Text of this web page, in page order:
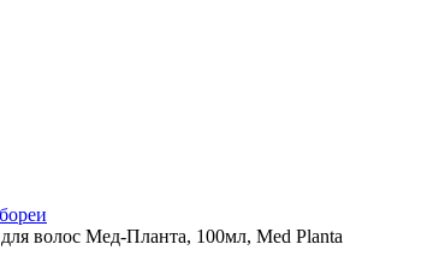
волос Мед-Планта, 100мл, Med Planta